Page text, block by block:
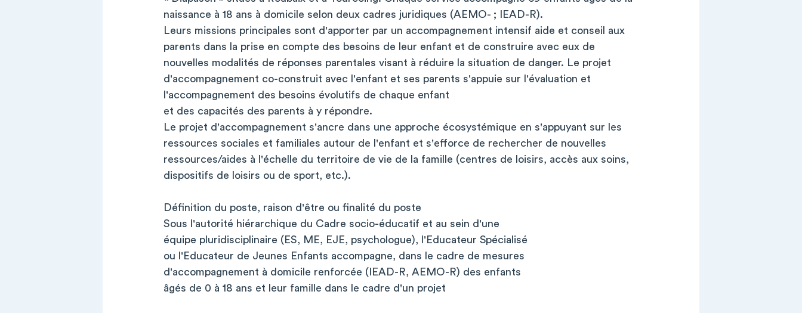
naissance à 18 ans à domicile selon deux cadres juridiques (AEMO- ; IEAD-R).
Leurs missions principales sont d'apporter par un accompagnement intensif aide et conseil aux
parents dans la prise en compte des besoins de leur enfant et de construire avec eux de
nouvelles modalités de réponses parentales visant à réduire la situation de danger. Le projet
d'accompagnement co-construit avec l'enfant et ses parents s'appuie sur l'évaluation et
l'accompagnement des besoins évolutifs de chaque enfant
et des capacités des parents à y répondre.
Le projet d'accompagnement s'ancre dans une approche écosystémique en s'appuyant sur les
ressources sociales et familiales autour de l'enfant et s'efforce de rechercher de nouvelles
ressources/aides à l'échelle du territoire de vie de la famille (centres de loisirs, accès aux soins,
dispositifs de loisirs ou de sport, etc.).
Définition du poste, raison d'être ou finalité du poste
Sous l'autorité hiérarchique du Cadre socio-éducatif et au sein d'une
équipe pluridisciplinaire (ES, ME, EJE, psychologue), l'Educateur Spécialisé
ou l'Educateur de Jeunes Enfants accompagne, dans le cadre de mesures
d'accompagnement à domicile renforcée (IEAD-R, AEMO-R) des enfants
âgés de 0 à 18 ans et leur famille dans le cadre d'un projet